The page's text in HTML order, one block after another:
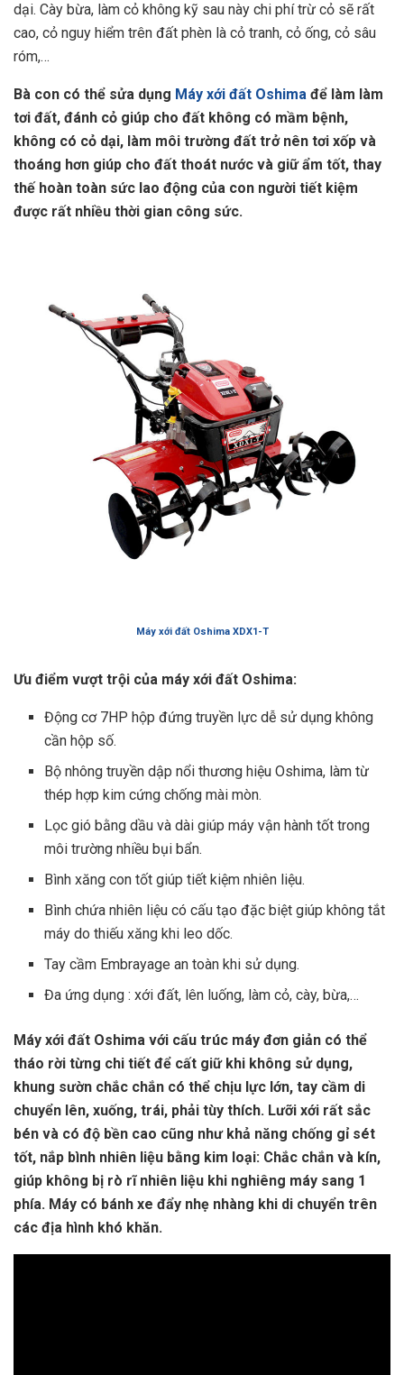
dại. Cày bừa, làm cỏ không kỹ sau này chi phí trừ cỏ sẽ rất
cao, cỏ nguy hiểm trên đất phèn là cỏ tranh, cỏ ống, cỏ sâu
róm,…
Bà con có thể sửa dụng Máy xới đất Oshima để làm làm
tơi đất, đánh cỏ giúp cho đất không có mầm bệnh,
không có cỏ dại, làm môi trường đất trở nên tơi xốp và
thoáng hơn giúp cho đất thoát nước và giữ ẩm tốt, thay
thế hoàn toàn sức lao động của con người tiết kiệm
được rất nhiều thời gian công sức.
Máy xới đất Oshima XDX1-T
Ưu điểm vượt trội của máy xới đất Oshima:
Động cơ 7HP hộp đứng truyền lực dễ sử dụng không
cần hộp số.
Bộ nhông truyền dập nổi thương hiệu Oshima, làm từ
thép hợp kim cứng chống mài mòn.
Lọc gió bằng dầu và dài giúp máy vận hành tốt trong
môi trường nhiều bụi bẩn.
Bình xăng con tốt giúp tiết kiệm nhiên liệu.
Bình chứa nhiên liệu có cấu tạo đặc biệt giúp không tắt
máy do thiếu xăng khi leo dốc.
Tay cầm Embrayage an toàn khi sử dụng.
Đa ứng dụng : xới đất, lên luống, làm cỏ, cày, bừa,…
Máy xới đất Oshima với cấu trúc máy đơn giản có thể
tháo rời từng chi tiết để cất giữ khi không sử dụng,
khung sườn chắc chắn có thể chịu lực lớn, tay cầm di
chuyển lên, xuống, trái, phải tùy thích. Lưỡi xới rất sắc
bén và có độ bền cao cũng như khả năng chống gỉ sét
tốt, nắp bình nhiên liệu bằng kim loại: Chắc chắn và kín,
giúp không bị rò rĩ nhiên liệu khi nghiêng máy sang 1
phía. Máy có bánh xe đẩy nhẹ nhàng khi di chuyển trên
các địa hình khó khăn.